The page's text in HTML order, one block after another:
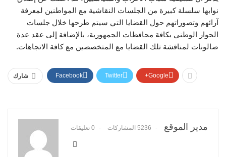
نوابها سلسلة كبيرة من الجلسات النقاشية مع ‏المواطنين لمعرفة
آرائهم وتصوراتهم حول القضايا التي سيتم طرحها خلال جلسات
الحوار الوطني بكافة محافظات ‏الجمهورية، بالإضافة إلى عقد عدة
صالونات لمناقشة تلك القضايا مع المتخصصين مع كافة الاتجاهات. ‏
شارك Facebook Twitter Google+
مدير الموقع 5236 المشاركات 0 تعليقات